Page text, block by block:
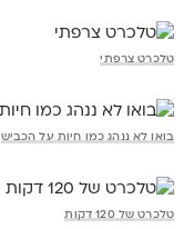
טלכרט צרפתי
בואו לא ננהג כמו חיות על הכביש
טלכרט של 120 דקות